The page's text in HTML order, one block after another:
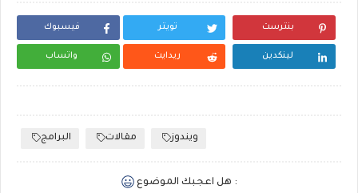
فيسبوك تويتر بنترست
واتساب ريدايت لينكدين
البرامج مقالات ويندوز
هل اعجبك الموضوع :